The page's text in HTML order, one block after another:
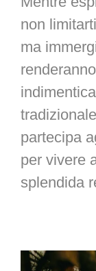
non
ma
partecipa
per vivere
splendida